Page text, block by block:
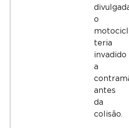
o
teria
invadido
a
antes
da
colisão.